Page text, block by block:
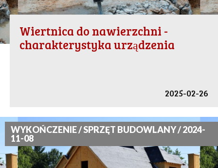
Wiertnica do nawierzchni -
charakterystyka urządzenia
2025-02-26
WYKOŃCZENIE / SPRZĘT BUDOWLANY / 2024-
11-08